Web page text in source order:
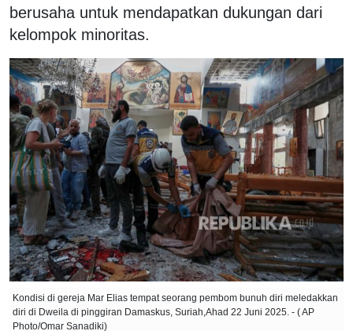
berusaha untuk mendapatkan dukungan dari
kelompok minoritas.
Kondisi di gereja Mar Elias tempat seorang pembom bunuh diri meledakkan
diri di Dweila di pinggiran Damaskus, Suriah,Ahad 22 Juni 2025. - ( AP
Photo/Omar Sanadiki)